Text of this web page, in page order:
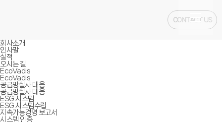
CONTACT US
회사소개
인사말
실적
오시는 길
EcoVadis
EcoVadis
공급망실사 대응
공급망실사 대응
ESG 시스템
ESG 시스템수립
지속가능경영 보고서
시스템 인증